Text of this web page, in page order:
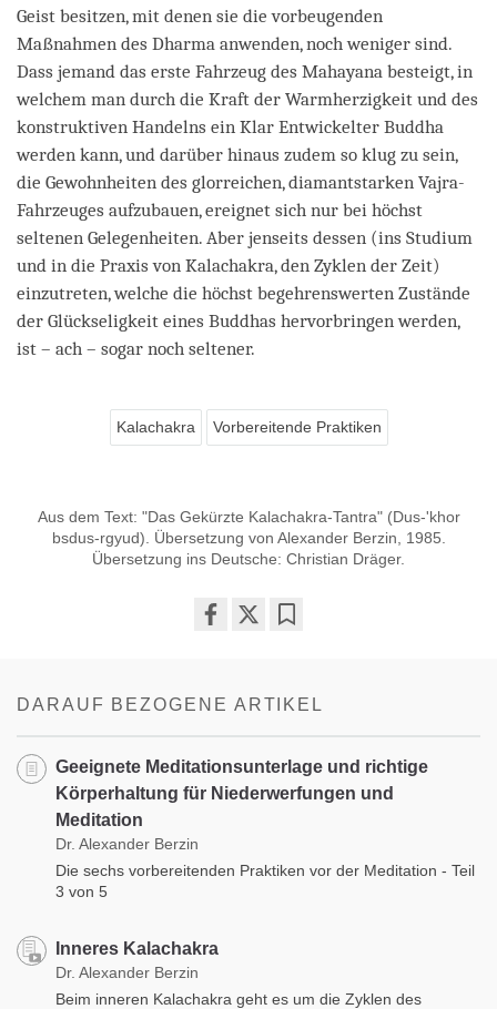
Geist besitzen, mit denen sie die vorbeugenden
Maßnahmen des Dharma anwenden, noch weniger sind.
Dass jemand das erste Fahrzeug des Mahayana besteigt, in
welchem man durch die Kraft der Warmherzigkeit und des
konstruktiven Handelns ein Klar Entwickelter Buddha
werden kann, und darüber hinaus zudem so klug zu sein,
die Gewohnheiten des glorreichen, diamantstarken Vajra-
Fahrzeuges aufzubauen, ereignet sich nur bei höchst
seltenen Gelegenheiten. Aber jenseits dessen (ins Studium
und in die Praxis von Kalachakra, den Zyklen der Zeit)
einzutreten, welche die höchst begehrenswerten Zustände
der Glückseligkeit eines Buddhas hervorbringen werden,
ist – ach – sogar noch seltener.
Kalachakra Vorbereitende Praktiken
Aus dem Text: "Das Gekürzte Kalachakra-Tantra" (Dus-'khor
bsdus-rgyud). Übersetzung von Alexander Berzin, 1985.
Übersetzung ins Deutsche: Christian Dräger.
DARAUF BEZOGENE ARTIKEL
Geeignete Meditationsunterlage und richtige
Körperhaltung für Niederwerfungen und
Meditation
Dr. Alexander Berzin
Die sechs vorbereitenden Praktiken vor der Meditation - Teil
3 von 5
Inneres Kalachakra
Dr. Alexander Berzin
Beim inneren Kalachakra geht es um die Zyklen des